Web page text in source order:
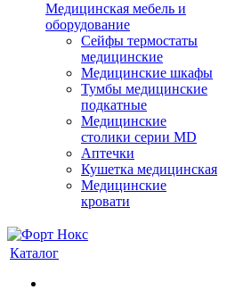
Медицинская мебель и
оборудование
Сейфы термостаты
медицинские
Медицинские шкафы
Тумбы медицинские
подкатные
Медицинские
столики серии MD
Аптечки
Кушетка медицинская
Медицинские
кровати
Каталог